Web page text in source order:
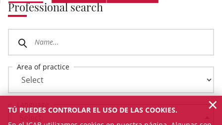
Professional search
Area of practice
TÚ PUEDES CONTROLAR EL USO DE LAS COOKIES.
×